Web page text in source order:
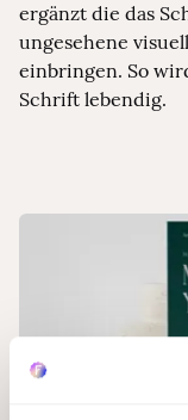
ergänzt die das
ungesehene
einbringen. So
Schrift lebendig.